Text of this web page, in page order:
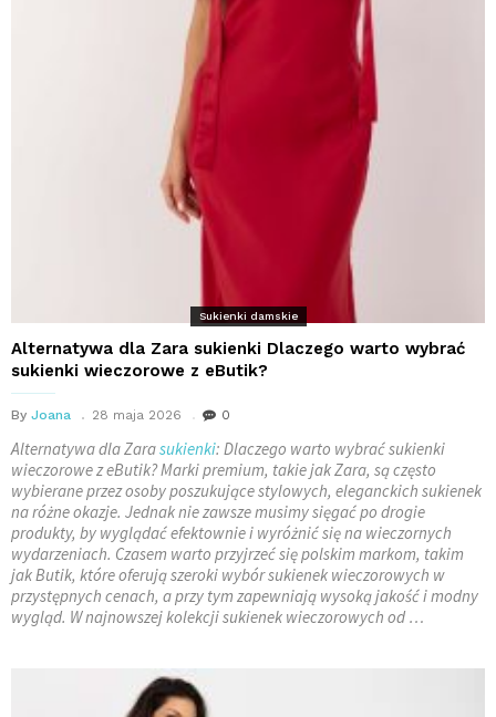
Sukienki damskie
Alternatywa dla Zara sukienki Dlaczego warto wybrać
sukienki wieczorowe z eButik?
By Joana 28 maja 2026 0
Alternatywa dla Zarasukienki: Dlaczego warto wybrać sukienki
wieczorowe z eButik? Marki premium, takie jak Zara, są często
wybierane przez osoby poszukujące stylowych, eleganckich sukienek
na różne okazje. Jednak nie zawsze musimy sięgać po drogie
produkty, by wyglądać efektownie i wyróżnić się na wieczornych
wydarzeniach. Czasem warto przyjrzeć się polskim markom, takim
jak Butik, które oferują szeroki wybór sukienek wieczorowych w
przystępnych cenach, a przy tym zapewniają wysoką jakość i modny
wygląd. W najnowszej kolekcji sukienek wieczorowych od …